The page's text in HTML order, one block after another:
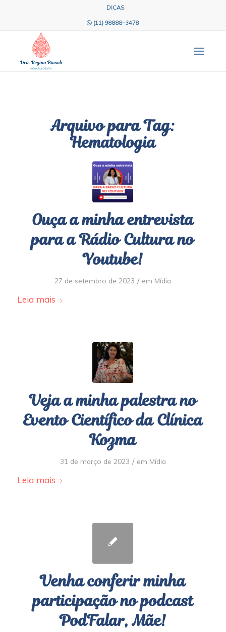
DICAS
(11) 98888-3478
Arquivo para Tag:
Hematologia
Ouça a minha entrevista
para a Rádio Cultura no
Youtube!
27 de setembro de 2023 / em Mídia
Leia mais
Veja a minha palestra no
Evento Científico da Clínica
Kozma
31 de março de 2023 / em Mídia
Leia mais
Venha conferir minha
participação no podcast
PodFalar, Mãe!